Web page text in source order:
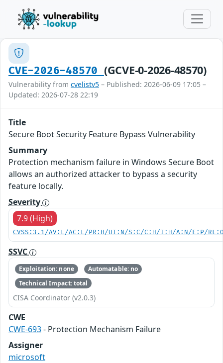
CVE-2026-48570 (GCVE-0-2026-48570)
Vulnerability from cvelistv5 – Published: 2026-06-09 17:05 –
Updated: 2026-07-28 22:19
Title
Secure Boot Security Feature Bypass Vulnerability
Summary
Protection mechanism failure in Windows Secure Boot
allows an authorized attacker to bypass a security
feature locally.
Severity
7.9 (High)
CVSS:3.1/AV:L/AC:L/PR:H/UI:N/S:C/C:H/I:H/A:N/E:P/
SSVC
Exploitation: none
Automatable: no
Technical Impact: total
CISA Coordinator (v2.0.3)
CWE
CWE-693- Protection Mechanism Failure
Assigner
microsoft